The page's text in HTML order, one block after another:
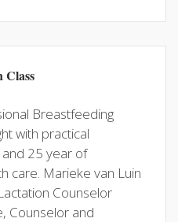
Class
Breastfeeding
with practical
25 year of
care. Marieke van Luin
Counselor
Counselor and